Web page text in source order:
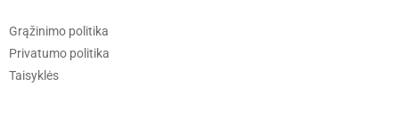
Grąžinimo politika
Privatumo politika
Taisyklės